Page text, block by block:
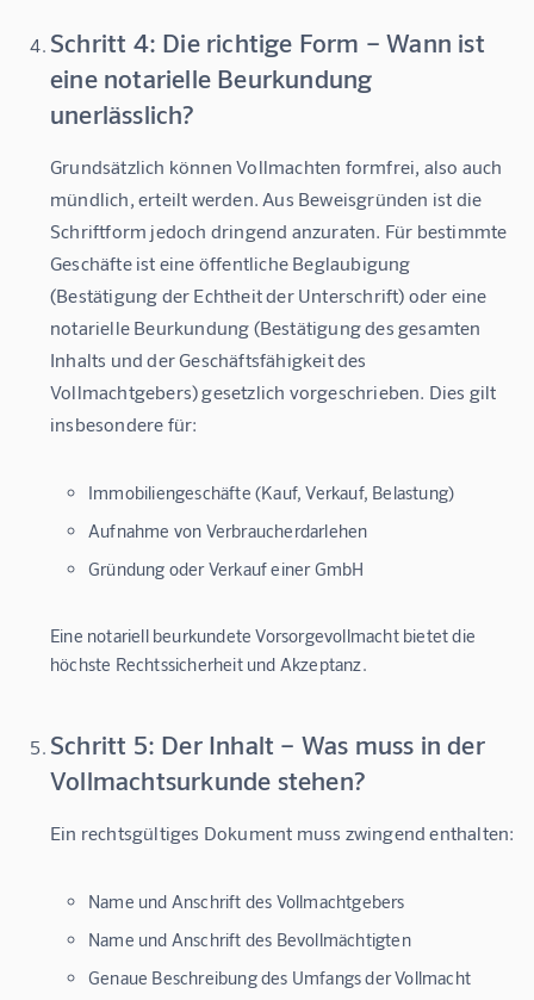
Schritt 4: Die richtige Form – Wann ist
eine notarielle Beurkundung
unerlässlich?
Grundsätzlich können Vollmachten formfrei, also auch
mündlich, erteilt werden. Aus Beweisgründen ist die
Schriftform jedoch dringend anzuraten. Für bestimmte
Geschäfte ist eine öffentliche Beglaubigung
(Bestätigung der Echtheit der Unterschrift) oder eine
notarielle Beurkundung (Bestätigung des gesamten
Inhalts und der Geschäftsfähigkeit des
Vollmachtgebers) gesetzlich vorgeschrieben. Dies gilt
insbesondere für:
Immobiliengeschäfte (Kauf, Verkauf, Belastung)
Aufnahme von Verbraucherdarlehen
Gründung oder Verkauf einer GmbH
Eine notariell beurkundete Vorsorgevollmacht bietet die
höchste Rechtssicherheit und Akzeptanz.
Schritt 5: Der Inhalt – Was muss in der
Vollmachtsurkunde stehen?
Ein rechtsgültiges Dokument muss zwingend enthalten:
Name und Anschrift des Vollmachtgebers
Name und Anschrift des Bevollmächtigten
Genaue Beschreibung des Umfangs der Vollmacht